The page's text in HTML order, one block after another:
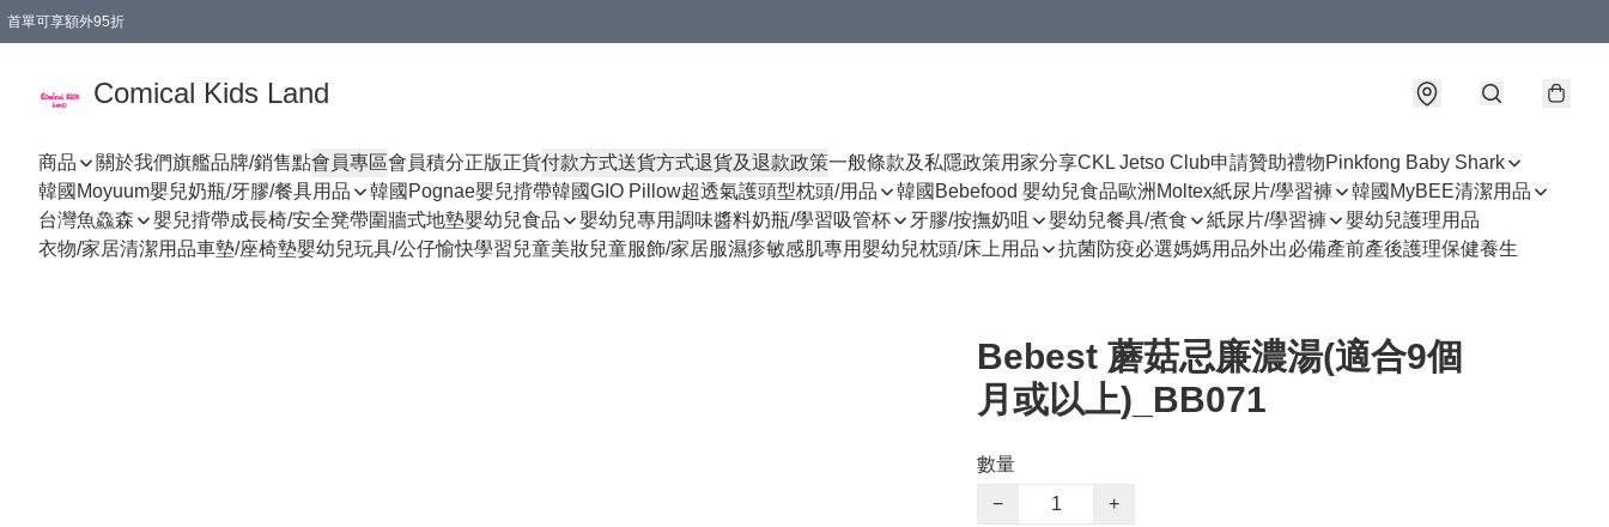
首單可享額外95折
Comical Kids Land
商品 關於我們旗艦品牌/銷售點會員專區會員積分正版正貨付款方式送貨方式退貨及退款政策一般條款及私隱政策用家分享CKL Jetso Club申請贊助禮物Pinkfong Baby Shark
韓國Moyuum嬰兒奶瓶/牙膠/餐具用品
韓國Pognae嬰兒揹帶韓國GIO Pillow超透氣護頭型枕頭/用品 韓國Bebefood 嬰幼兒食品歐洲Moltex紙尿片/學習褲
韓國MyBEE清潔用品
台灣魚鱻森
嬰兒揹帶成長椅/安全凳帶圍牆式地墊嬰幼兒食品 嬰幼兒專用調味醬料奶瓶/學習吸管杯 牙膠/按撫奶咀 嬰幼兒餐具/煮食 紙尿片/學習褲
嬰幼兒護理用品
衣物/家居清潔用品車墊/座椅墊嬰幼兒玩具/公仔愉快學習兒童美妝兒童服飾/家居服濕疹敏感肌專用嬰幼兒枕頭/床上用品 抗菌防疫必選媽媽用品外出必備產前產後護理保健養生
Bebest 蘑菇忌廉濃湯(適合9個
月或以上)_BB071
數量
−
+